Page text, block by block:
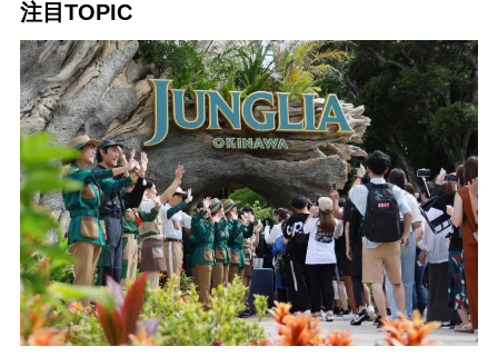
注目TOPIC